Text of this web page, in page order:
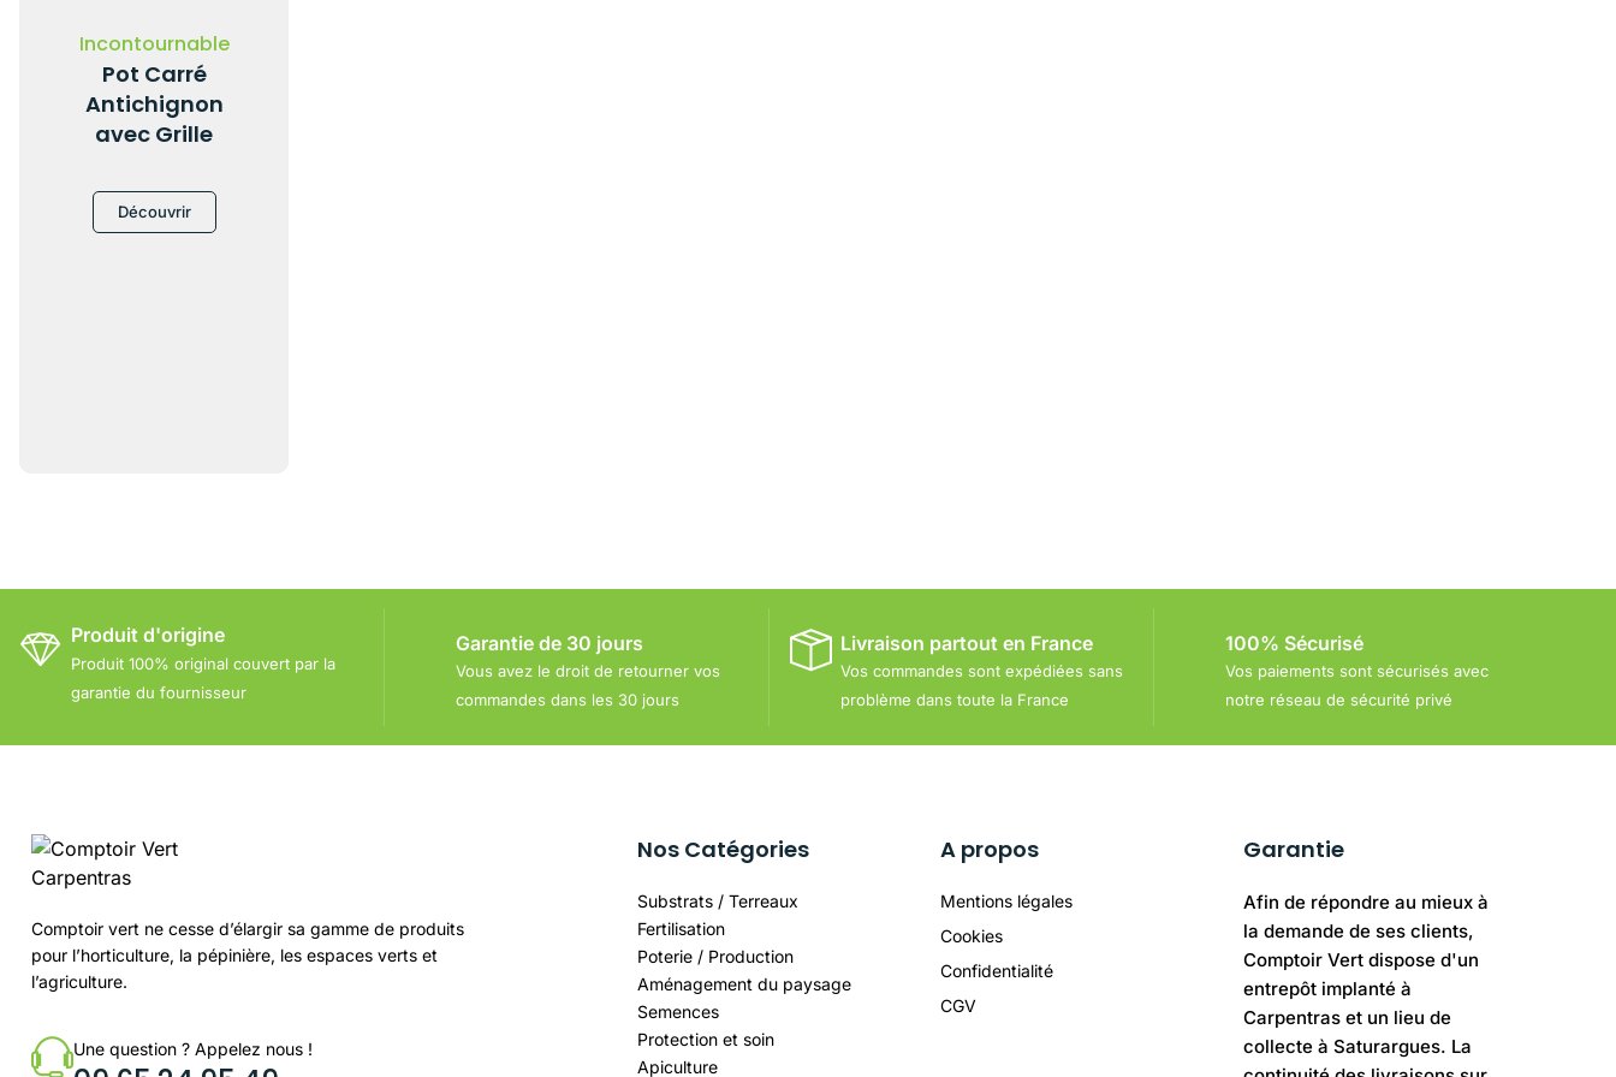
Incontournable
Pot Carré
Antichignon
avec Grille
Découvrir
Produit d'origine
Produit 100% original couvert par la
garantie du fournisseur
Garantie de 30 jours
Vous avez le droit de retourner vos
commandes dans les 30 jours
Livraison partout en France
Vos commandes sont expédiées sans
problème dans toute la France
100% Sécurisé
Vos paiements sont sécurisés avec
notre réseau de sécurité privé
Comptoir vert ne cesse d’élargir sa gamme de produits
pour l’horticulture, la pépinière, les espaces verts et
l’agriculture.
Une question ? Appelez nous !
Nos Catégories
Substrats / Terreaux
Fertilisation
Poterie / Production
Aménagement du paysage
Semences
Protection et soin
Apiculture
A propos
Mentions légales
Cookies
Confidentialité
CGV
Garantie
Afin de répondre au mieux à
la demande de ses clients,
Comptoir Vert dispose d'un
entrepôt implanté à
Carpentras et un lieu de
collecte à Saturargues. La